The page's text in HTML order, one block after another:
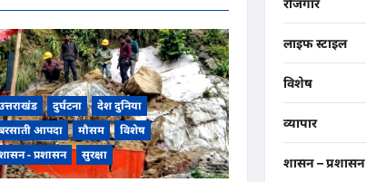
दुर्घटना
देश दुनिया
आपदा
मौसम
विशेष
- प्रशासन
सुरक्षा
रोजगार
लाइफ स्टाइल
विशेष
व्यापार
शासन – प्रशासन